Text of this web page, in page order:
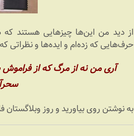
از دید من این‌ها چیزهایی هستند که
حرف‌هایی که زده‌ام و ایده‌ها و نظراتی
آری من نه از مرگ که از
به نوشتن روی بیاورید و روز